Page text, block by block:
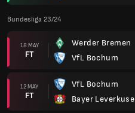
Bundesliga 23/24
18 MAY
FT
Werder Bremen
VfL Bochum
12 MAY
FT
VfL Bochum
Bayer